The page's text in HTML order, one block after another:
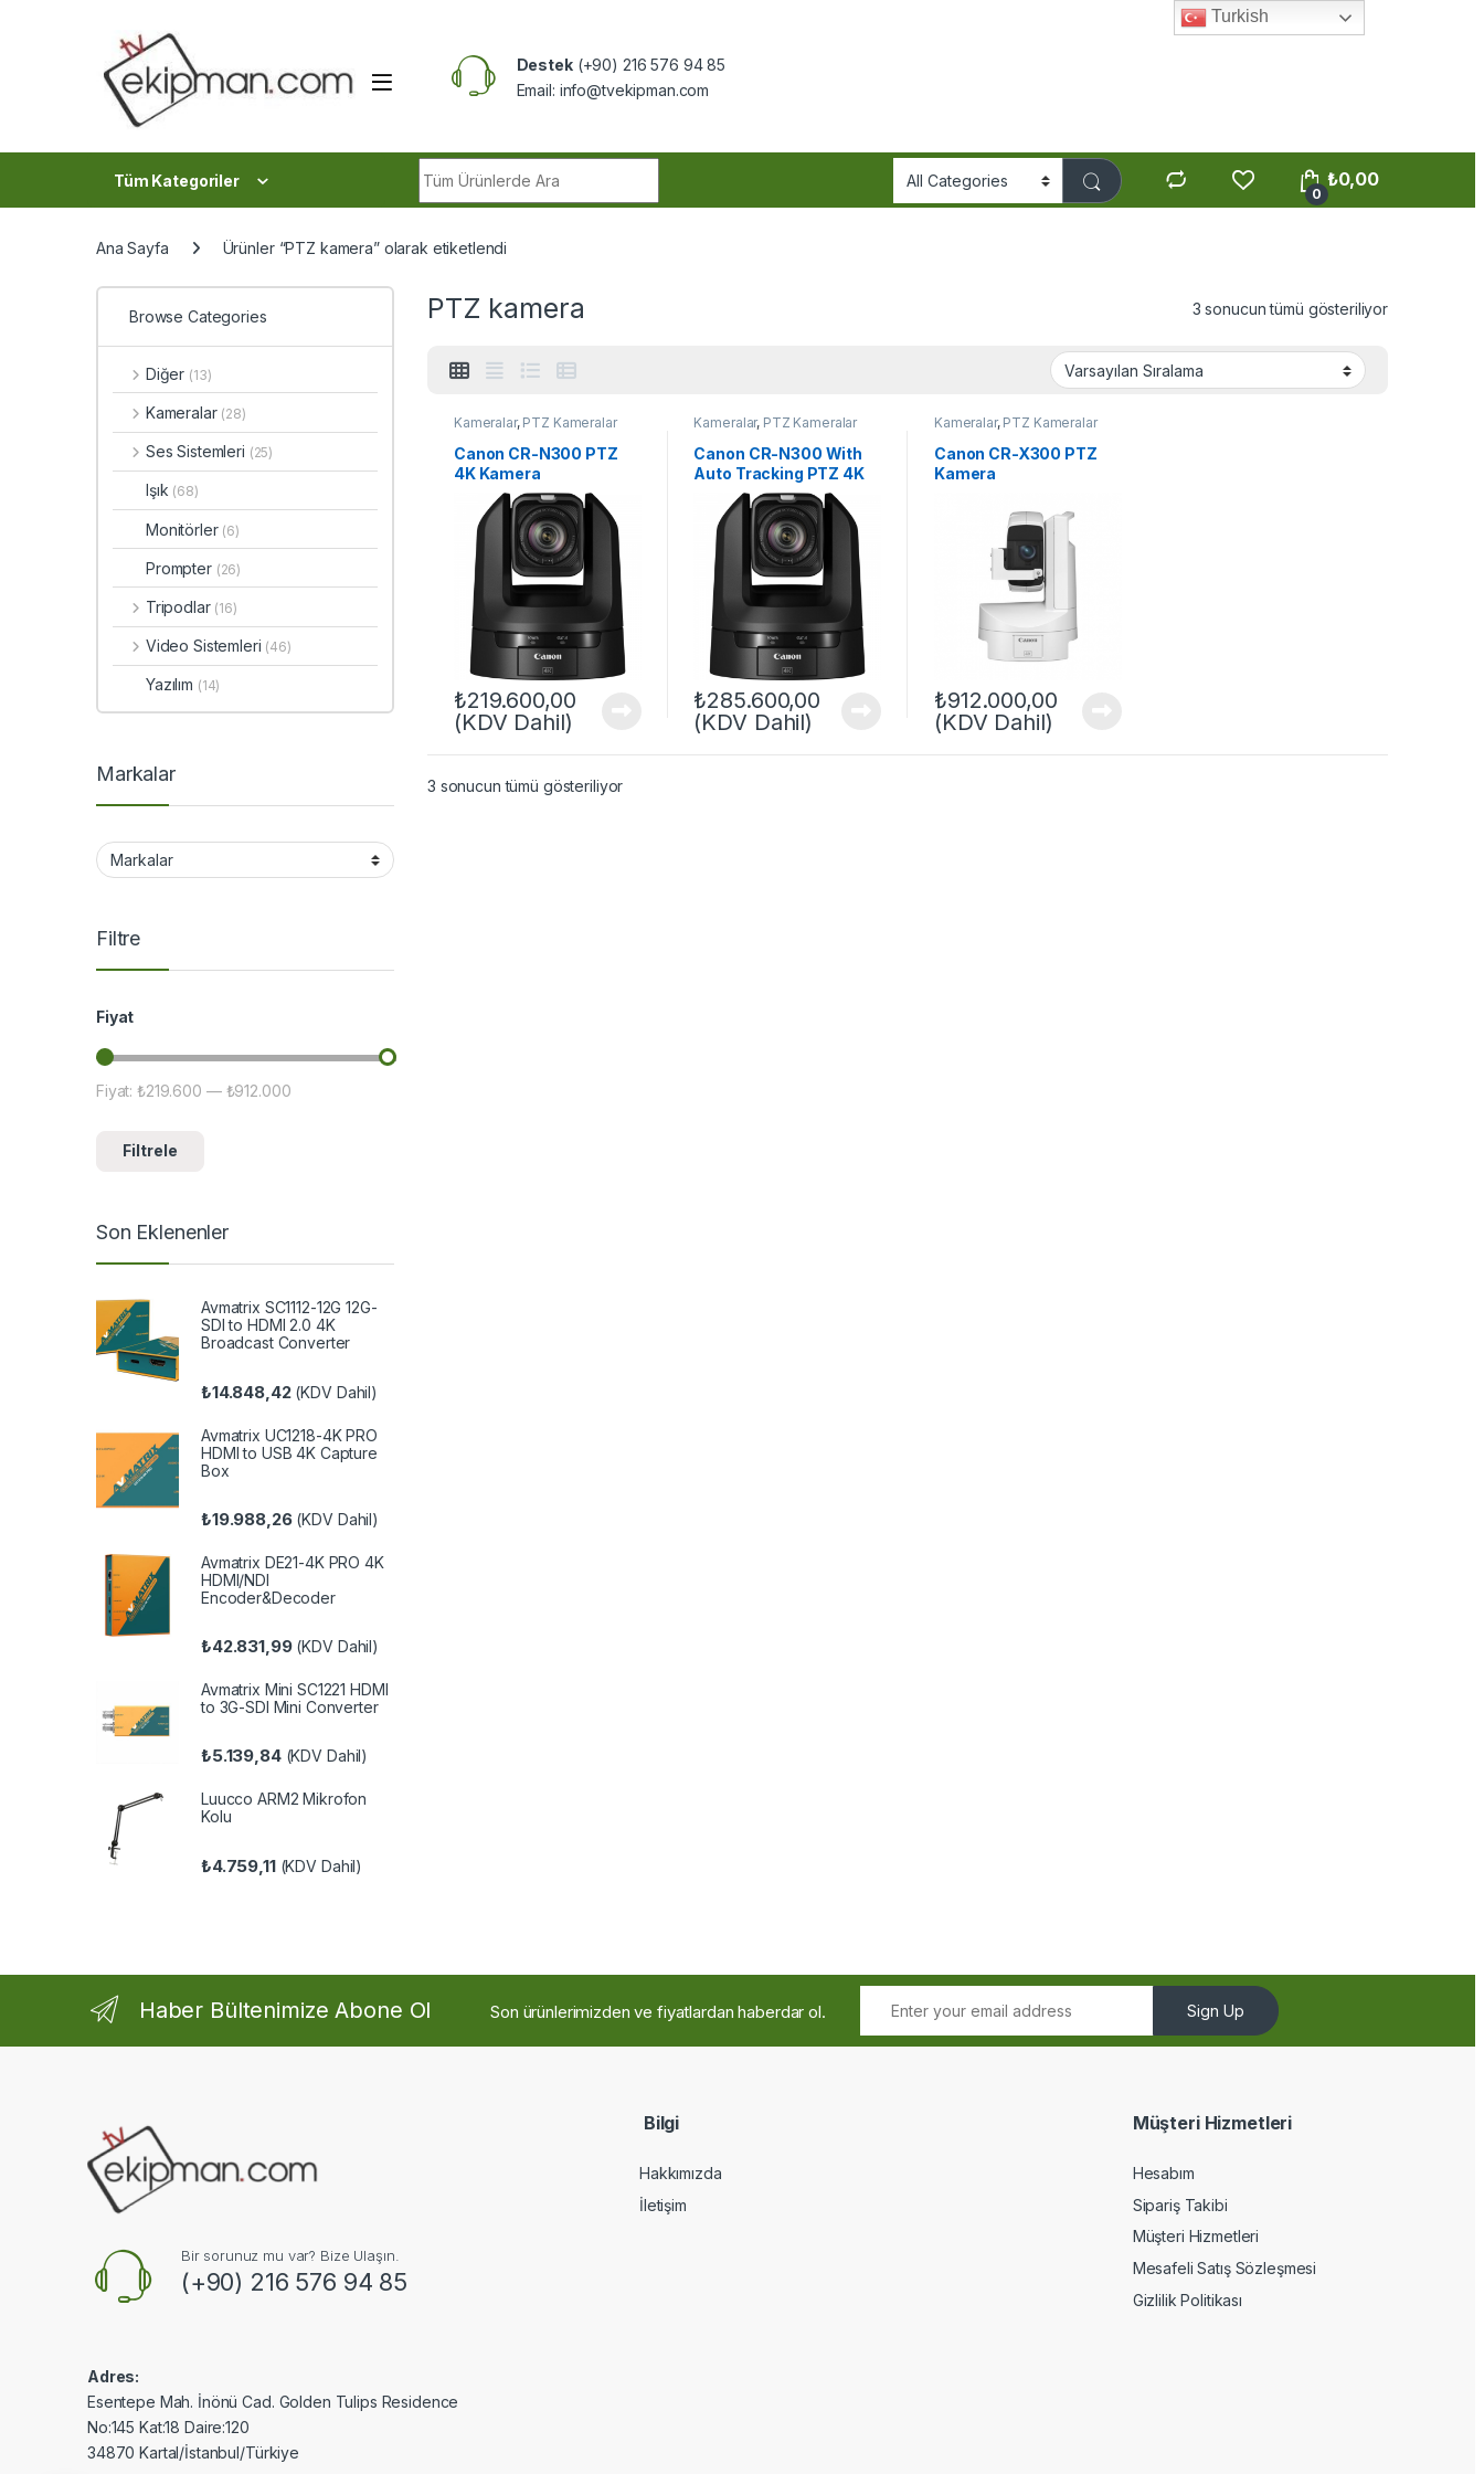
Destek(+90) 216 576 94 85
Email: info@tvekipman.com
Tüm Kategoriler
0
₺0,00
Ana Sayfa Ürünler “PTZ kamera” olarak etiketlendi
PTZ kamera 3 sonucun tümü gösteriliyor
Kameralar, PTZ Kameralar
Canon CR-N300 PTZ
4K Kamera
₺219.600,00
(KDV Dahil)
Kameralar, PTZ Kameralar
Canon CR-N300 With
Auto Tracking PTZ 4K
Kamera
₺285.600,00
(KDV Dahil)
Kameralar, PTZ Kameralar
Canon CR-X300 PTZ
Kamera
₺912.000,00
(KDV Dahil)
3 sonucun tümü gösteriliyor
Browse Categories
Diğer (13)
Kameralar (28)
Ses Sistemleri (25)
Işık (68)
Monitörler (6)
Prompter (26)
Tripodlar (16)
Video Sistemleri (46)
Yazılım (14)
Markalar
Filtre
Fiyat
En düşük fiyat
En yüksek fiyat
Filtrele
Fiyat:₺219.600 — ₺912.000
Son Eklenenler
Avmatrix SC1112-12G 12G-
SDI to HDMI 2.0 4K
Broadcast Converter
₺14.848,42(KDV Dahil)
Avmatrix UC1218-4K PRO
HDMI to USB 4K Capture
Box
₺19.988,26(KDV Dahil)
Avmatrix DE21-4K PRO 4K
HDMI/NDI
Encoder&Decoder
₺42.831,99(KDV Dahil)
Avmatrix Mini SC1221 HDMI
to 3G-SDI Mini Converter
₺5.139,84(KDV Dahil)
Luucco ARM2 Mikrofon
Kolu
₺4.759,11(KDV Dahil)
Haber Bültenimize Abone Ol Son ürünlerimizden ve fiyatlardan haberdar ol. Sign Up
Bir sorunuz mu var? Bize Ulaşın.
(+90) 216 576 94 85
Adres:
Esentepe Mah. İnönü Cad. Golden Tulips Residence
No:145 Kat:18 Daire:120
34870 Kartal/İstanbul/Türkiye
Bilgi
Hakkımızda
İletişim
Müşteri Hizmetleri
Hesabım
Sipariş Takibi
Müşteri Hizmetleri
Mesafeli Satış Sözleşmesi
Gizlilik Politikası
Turkish